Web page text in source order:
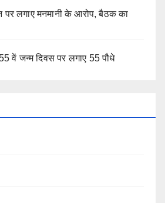
पर लगाए मनमानी के आरोप, बैठक का
वें जन्म दिवस पर लगाए 55 पौधे